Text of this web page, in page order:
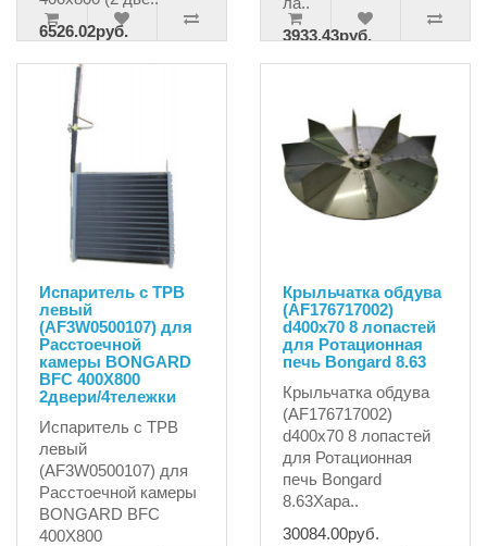
6526.02руб.
3933.43руб.
Испаритель с ТРВ
левый
(AF3W0500107) для
Расстоечной
камеры BONGARD
BFC 400X800
2двери/4тележки
Испаритель с ТРВ
левый
(AF3W0500107) для
Расстоечной камеры
BONGARD BFC
400X800
Крыльчатка обдува
(AF176717002)
d400x70 8 лопастей
для Ротационная
печь Bongard 8.63
Крыльчатка обдува
(AF176717002)
d400x70 8 лопастей
для Ротационная
печь Bongard
8.63Хара..
30084.00руб.